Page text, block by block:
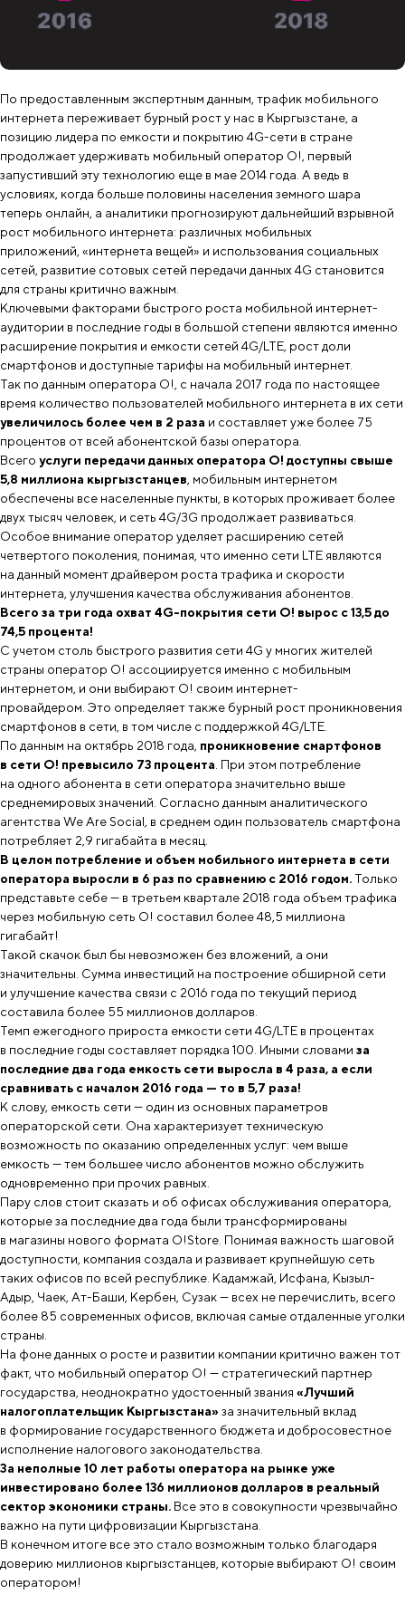
По предоставленным экспертным данным, трафик мобильного
интернета переживает бурный рост у нас в Кыргызстане, а
позицию лидера по емкости и покрытию 4G-сети в стране
продолжает удерживать мобильный оператор О!, первый
запустивший эту технологию еще в мае 2014 года. А ведь в
условиях, когда больше половины населения земного шара
теперь онлайн, а аналитики прогнозируют дальнейший взрывной
рост мобильного интернета: различных мобильных
приложений, «интернета вещей» и использования социальных
сетей, развитие сотовых сетей передачи данных 4G становится
для страны критично важным.
Ключевыми факторами быстрого роста мобильной интернет-
аудитории в последние годы в большой степени являются именно
расширение покрытия и емкости сетей 4G/LTE, рост доли
смартфонов и доступные тарифы на мобильный интернет.
Так по данным оператора O!, с начала 2017 года по настоящее
время количество пользователей мобильного интернета в их сети
увеличилось более чем в 2 раза и составляет уже более 75
процентов от всей абонентской базы оператора.
Всего услуги передачи данных оператора O! доступны свыше
5,8 миллиона кыргызстанцев , мобильным интернетом
обеспечены все населенные пункты, в которых проживает более
двух тысяч человек, и сеть 4G/3G продолжает развиваться.
Особое внимание оператор уделяет расширению сетей
четвертого поколения, понимая, что именно сети LTE являются
на данный момент драйвером роста трафика и скорости
интернета, улучшения качества обслуживания абонентов.
Всего за три года охват 4G-покрытия сети О! вырос с 13,5 до
74,5 процента!
С учетом столь быстрого развития сети 4G у многих жителей
страны оператор О! ассоциируется именно с мобильным
интернетом, и они выбирают О! своим интернет-
провайдером. Это определяет также бурный рост проникновения
смартфонов в сети, в том числе с поддержкой 4G/LTE.
По данным на октябрь 2018 года, проникновение смартфонов
в сети О! превысило 73 процента . При этом потребление
на одного абонента в сети оператора значительно выше
среднемировых значений. Согласно данным аналитического
агентства We Are Social, в среднем один пользователь смартфона
потребляет 2,9 гигабайта в месяц.
В целом потребление и объем мобильного интернета в сети
оператора выросли в 6 раз по сравнению с 2016 годом. Только
представьте себе — в третьем квартале 2018 года объем трафика
через мобильную сеть О! составил более 48,5 миллиона
гигабайт!
Такой скачок был бы невозможен без вложений, а они
значительны. Сумма инвестиций на построение обширной сети
и улучшение качества связи с 2016 года по текущий период
составила более 55 миллионов долларов.
Темп ежегодного прироста емкости сети 4G/LTE в процентах
в последние годы составляет порядка 100. Иными словами за
последние два года емкость сети выросла в 4 раза, а если
сравнивать с началом 2016 года — то в 5,7 раза!
К слову, емкость сети — один из основных параметров
операторской сети. Она характеризует техническую
возможность по оказанию определенных услуг: чем выше
емкость — тем большее число абонентов можно обслужить
одновременно при прочих равных.
Пару слов стоит сказать и об офисах обслуживания оператора,
которые за последние два года были трансформированы
в магазины нового формата O!Store. Понимая важность шаговой
доступности, компания создала и развивает крупнейшую сеть
таких офисов по всей республике. Кадамжай, Исфана, Кызыл-
Адыр, Чаек, Ат-Баши, Кербен, Сузак — всех не перечислить, всего
более 85 современных офисов, включая самые отдаленные уголки
страны.
На фоне данных о росте и развитии компании критично важен тот
факт, что мобильный оператор О! — стратегический партнер
государства, неоднократно удостоенный звания «Лучший
налогоплательщик Кыргызстана» за значительный вклад
в формирование государственного бюджета и добросовестное
исполнение налогового законодательства.
За неполные 10 лет работы оператора на рынке уже
инвестировано более 136 миллионов долларов в реальный
сектор экономики страны. Все это в совокупности чрезвычайно
важно на пути цифровизации Кыргызстана.
В конечном итоге все это стало возможным только благодаря
доверию миллионов кыргызстанцев, которые выбирают О! своим
оператором!